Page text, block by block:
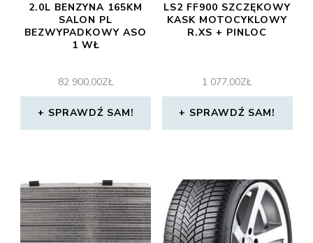
2.0L BENZYNA 165KM
SALON PL
BEZWYPADKOWY ASO
1 WŁ
82 900,00ZŁ
SPRAWDŹ SAM!
LS2 FF900 SZCZĘKOWY
KASK MOTOCYKLOWY
R.XS + PINLOC
1 077,00ZŁ
SPRAWDŹ SAM!